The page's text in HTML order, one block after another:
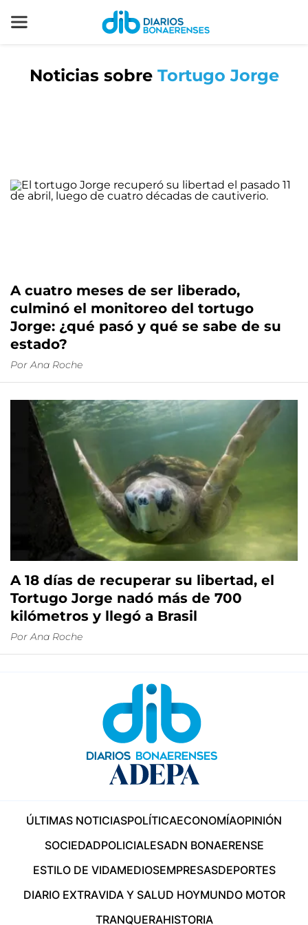
Noticias sobre Tortugo Jorge
A cuatro meses de ser liberado,
culminó el monitoreo del tortugo
Jorge: ¿qué pasó y qué se sabe de su
estado?
Por Ana Roche
A 18 días de recuperar su libertad, el
Tortugo Jorge nadó más de 700
kilómetros y llegó a Brasil
Por Ana Roche
ÚLTIMAS NOTICIASPOLÍTICAECONOMÍAOPINIÓN
SOCIEDADPOLICIALESADN BONAERENSE
ESTILO DE VIDAMEDIOSEMPRESASDEPORTES
DIARIO EXTRAVIDA Y SALUD HOYMUNDO MOTOR
TRANQUERAHISTORIA